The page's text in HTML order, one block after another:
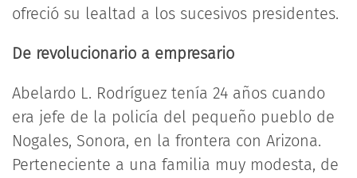
ofreció su lealtad a los sucesivos presidentes.
De revolucionario a empresario
Abelardo L. Rodríguez tenía 24 años cuando
era jefe de la policía del pequeño pueblo de
Nogales, Sonora, en la frontera con Arizona.
Perteneciente a una familia muy modesta, de